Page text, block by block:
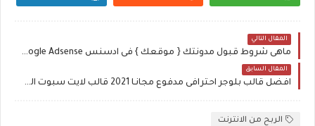
المقال التالي
ماهى شروط قبول مدونتك { موقعك } فى ادسنس Google Adsense لتحقيق الربح الهائل من مدونتك | الربح من جوجل ادسنس
المقال السابق
افضل قالب بلوجر احترافى مدفوع مجانـا 2021 قالب لايت سبوت المدفوع بدون حقوق
الربح من الانترنت